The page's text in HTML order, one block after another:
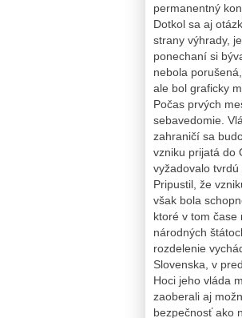
permanentný
Dotkol sa aj
strany výhrady,
ponechaní si
nebola
ale bol graficky
Počas prvých
sebavedomie.
zahraničí sa
vzniku prijatá do
vyžadovalo
Pripustil, že
však bola
ktoré v tom čase
národných
rozdelenie
Slovenska, v
Hoci jeho vláda
zaoberali aj
bezpečnosť ako